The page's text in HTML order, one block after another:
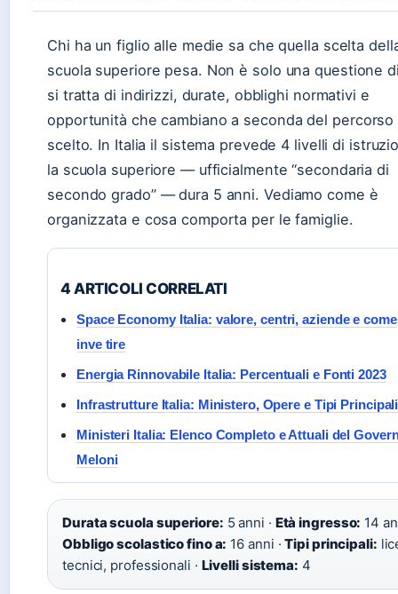
Chi ha un figlio alle medie sa che quella scelta
scuola superiore pesa. Non è solo una questione
si tratta di indirizzi, durate, obblighi normativi e
opportunità che cambiano a seconda del percorso
scelto. In Italia il sistema prevede 4 livelli di
la scuola superiore — ufficialmente “secondaria di
secondo grado” — dura 5 anni. Vediamo come è
organizzata e cosa comporta per le famiglie.
4 ARTICOLI CORRELATI
Space Economy Italia: valore, centri, aziende e come
inve tire
Energia Rinnovabile Italia: Percentuali e Fonti 2023
Infrastrutture Italia: Ministero, Opere e Tipi Principali
Ministeri Italia: Elenco Completo e Attuali del
Meloni
Durata scuola superiore: 5 anni · Età ingresso: 14
Obbligo scolastico fino a: 16 anni ·Tipi principali:
tecnici, professionali · Livelli sistema: 4